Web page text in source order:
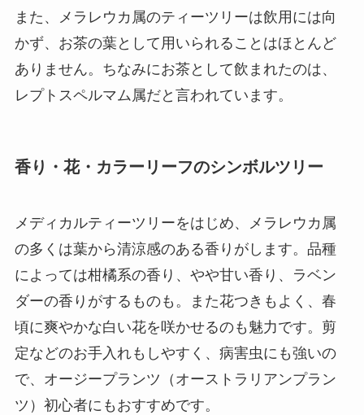
また、メラレウカ属のティーツリーは飲用には向
かず、お茶の葉として用いられることはほとんど
ありません。ちなみにお茶として飲まれたのは、
レプトスペルマム属だと言われています。
香り・花・カラーリーフのシンボルツリー
メディカルティーツリーをはじめ、メラレウカ属
の多くは葉から清涼感のある香りがします。品種
によっては柑橘系の香り、やや甘い香り、ラベン
ダーの香りがするものも。また花つきもよく、春
頃に爽やかな白い花を咲かせるのも魅力です。剪
定などのお手入れもしやすく、病害虫にも強いの
で、オージープランツ（オーストラリアンプラン
ツ）初心者にもおすすめです。